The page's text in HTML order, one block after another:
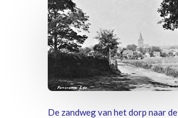
De zandwegvan het dorp naar de